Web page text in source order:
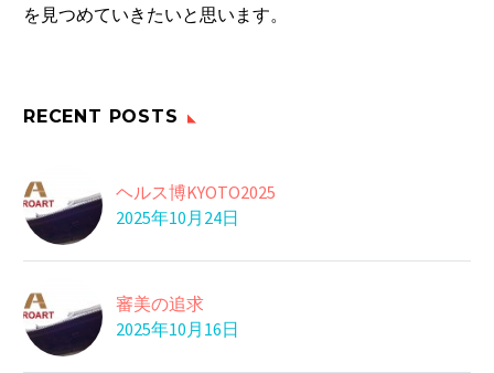
を見つめていきたいと思います。
RECENT POSTS
ヘルス博KYOTO2025
2025年10月24日
審美の追求
2025年10月16日